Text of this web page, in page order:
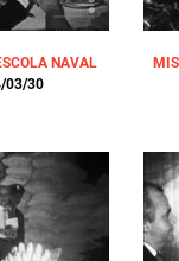
NAVAL
03/30